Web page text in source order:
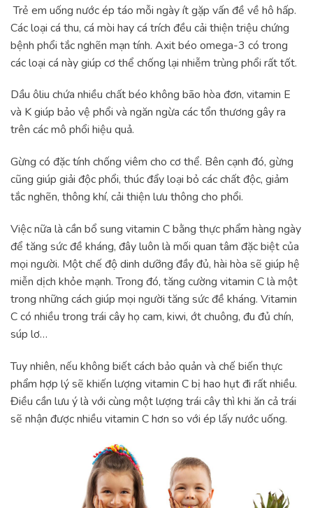
Trẻ em uống nước ép táo mỗi ngày ít gặp vấn đề về hô hấp.
Các loại cá thu, cá mòi hay cá trích đều cải thiện triệu chứng
bệnh phổi tắc nghẽn mạn tính. Axit béo omega-3 có trong
các loại cá này giúp cơ thể chống lại nhiễm trùng phổi rất tốt.
Dầu ôliu chứa nhiều chất béo không bão hòa đơn, vitamin E
và K giúp bảo vệ phổi và ngăn ngừa các tổn thương gây ra
trên các mô phổi hiệu quả.
Gừng có đặc tính chống viêm cho cơ thể. Bên cạnh đó, gừng
cũng giúp giải độc phổi, thúc đẩy loại bỏ các chất độc, giảm
tắc nghẽn, thông khí, cải thiện lưu thông cho phổi.
Việc nữa là cần bổ sung vitamin C bằng thực phẩm hàng ngày
để tăng sức đề kháng, đây luôn là mối quan tâm đặc biệt của
mọi người. Một chế độ dinh dưỡng đầy đủ, hài hòa sẽ giúp hệ
miễn dịch khỏe mạnh. Trong đó, tăng cường vitamin C là một
trong những cách giúp mọi người tăng sức đề kháng. Vitamin
C có nhiều trong trái cây họ cam, kiwi, ớt chuông, đu đủ chín,
súp lơ…
Tuy nhiên, nếu không biết cách bảo quản và chế biến thực
phẩm hợp lý sẽ khiến lượng vitamin C bị hao hụt đi rất nhiều.
Điều cần lưu ý là với cùng một lượng trái cây thì khi ăn cả trái
sẽ nhận được nhiều vitamin C hơn so với ép lấy nước uống.